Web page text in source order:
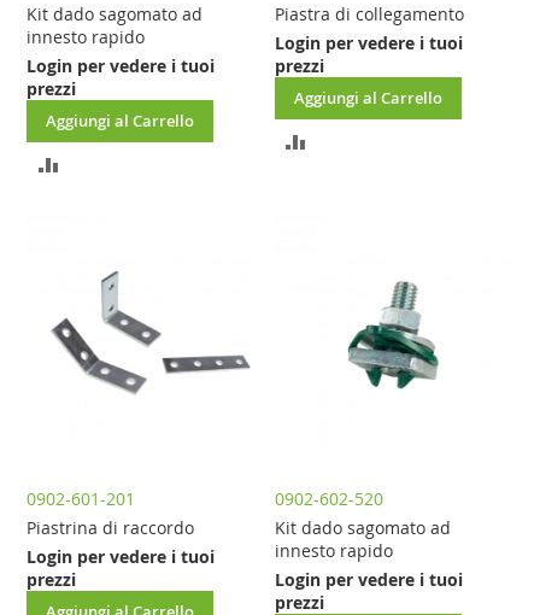
Kit dado sagomato ad
innesto rapido
Login per vedere i tuoi
prezzi
Aggiungi al Carrello
AGGIUNGI
Piastra di collegamento
Login per vedere i tuoi
prezzi
Aggiungi al Carrello
0902-601-201
Piastrina di raccordo
Login per vedere i tuoi
prezzi
0902-602-520
Kit dado sagomato ad
innesto rapido
Login per vedere i tuoi
prezzi